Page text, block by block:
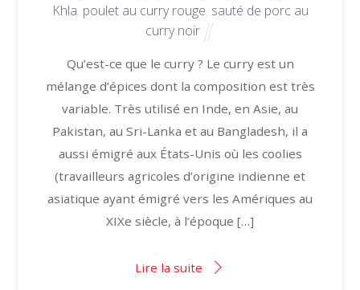
Khla, poulet au curry rouge, sauté de porc au
curry noir
Qu’est-ce que le curry ? Le curry est un
mélange d’épices dont la composition est très
variable. Très utilisé en Inde, en Asie, au
Pakistan, au Sri-Lanka et au Bangladesh, il a
aussi émigré aux États-Unis où les coolies
(travailleurs agricoles d’origine indienne et
asiatique ayant émigré vers les Amériques au
XIXe siècle, à l’époque […]
Lire la suite